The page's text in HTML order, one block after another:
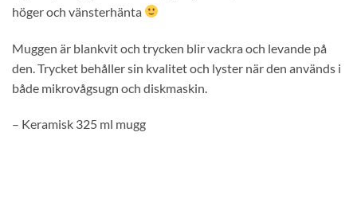
höger och vänsterhänta
Muggen är blankvit och trycken blir vackra och levande på
den. Trycket behåller sin kvalitet och lyster när den används i
både mikrovågsugn och diskmaskin.
– Keramisk 325 ml mugg